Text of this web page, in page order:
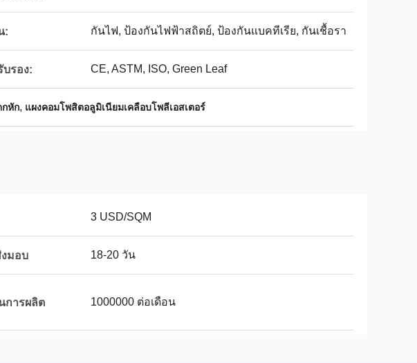
: กันไฟ, ป้องกันไฟฟ้าสถิตย์, ป้องกันแบคทีเรีย, กันเชื้อรา
บรอง: CE, ASTM, ISO, Green Leaf
กหัก, แผงคอมโพสิตอลูมิเนียมเคลือบโพลีเอสเตอร์
3 USD/SQM
งมอบ 18-20 วัน
การผลิต 1000000 ต่อเดือน